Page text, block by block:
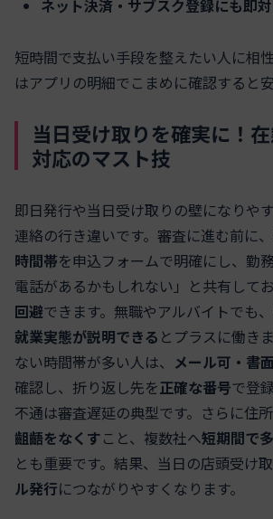
ネット決済・サブスク登録にも即
短時間で支払い手段を整えたい人に相
はアプリの明細でこまめに確認すると安
当日受け取りを確実に！
対応のマスト技
即日発行や当日受け取りの壁になりや
連絡の行き違いです。審査に進む前に、
時間帯を申込フォームで明確にし、勤
電話があるかもしれない」と共有して
回避できます。無職やアルバイトでも、
就業実態が説明できる とプラスに働き
ない時間帯が多い人は、
メール可・書
確認し、折り返し先を正確な番号で登
不通は審査遅延の典型です。さらに住
齟齬をなくすこと、複数社へ短期間で
とも重要です。結果、当日の店頭受け
ル発行につながりやすくなります。